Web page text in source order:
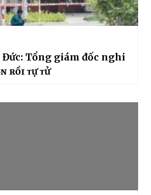
Tổng giám đốc nghi
ʀồɪ ᴛự ᴛử